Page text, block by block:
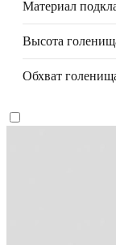
Материал
Высота
Обхват